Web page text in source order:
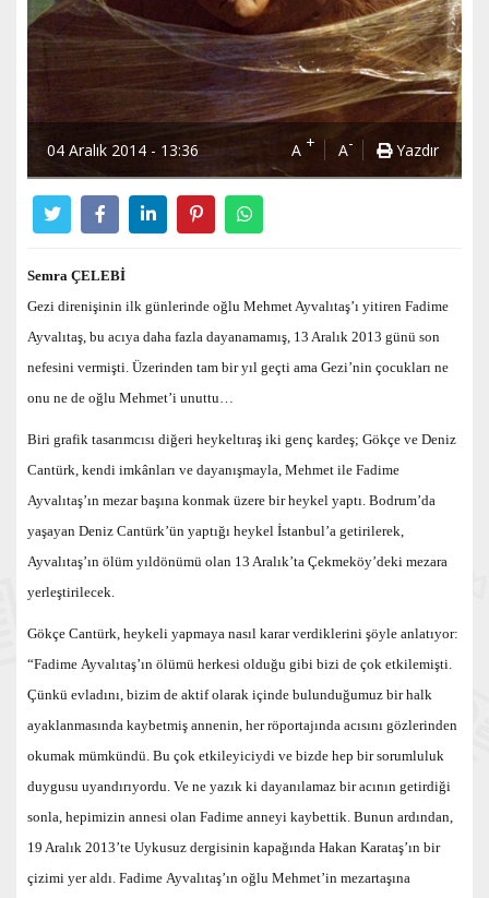
04 Aralık 2014 - 13:36 A + A- Yazdır
Semra ÇELEBİ
Gezi direnişinin ilk günlerinde oğlu Mehmet Ayvalıtaş’ı yitiren Fadime
Ayvalıtaş, bu acıya daha fazla dayanamamış, 13 Aralık 2013 günü son
nefesini vermişti. Üzerinden tam bir yıl geçti ama Gezi’nin çocukları ne
onu ne de oğlu Mehmet’i unuttu…
Biri grafik tasarımcısı diğeri heykeltıraş iki genç kardeş; Gökçe ve Deniz
Cantürk, kendi imkânları ve dayanışmayla, Mehmet ile Fadime
Ayvalıtaş’ın mezar başına konmak üzere bir heykel yaptı. Bodrum’da
yaşayan Deniz Cantürk’ün yaptığı heykel İstanbul’a getirilerek,
Ayvalıtaş’ın ölüm yıldönümü olan 13 Aralık’ta Çekmeköy’deki mezara
yerleştirilecek.
Gökçe Cantürk, heykeli yapmaya nasıl karar verdiklerini şöyle anlatıyor:
“Fadime Ayvalıtaş’ın ölümü herkesi olduğu gibi bizi de çok etkilemişti.
Çünkü evladını, bizim de aktif olarak içinde bulunduğumuz bir halk
ayaklanmasında kaybetmiş annenin, her röportajında acısını gözlerinden
okumak mümkündü. Bu çok etkileyiciydi ve bizde hep bir sorumluluk
duygusu uyandırıyordu. Ve ne yazık ki dayanılamaz bir acının getirdiği
sonla, hepimizin annesi olan Fadime anneyi kaybettik. Bunun ardından,
19 Aralık 2013’te Uykusuz dergisinin kapağında Hakan Karataş’ın bir
çizimi yer aldı. Fadime Ayvalıtaş’ın oğlu Mehmet’in mezartaşına